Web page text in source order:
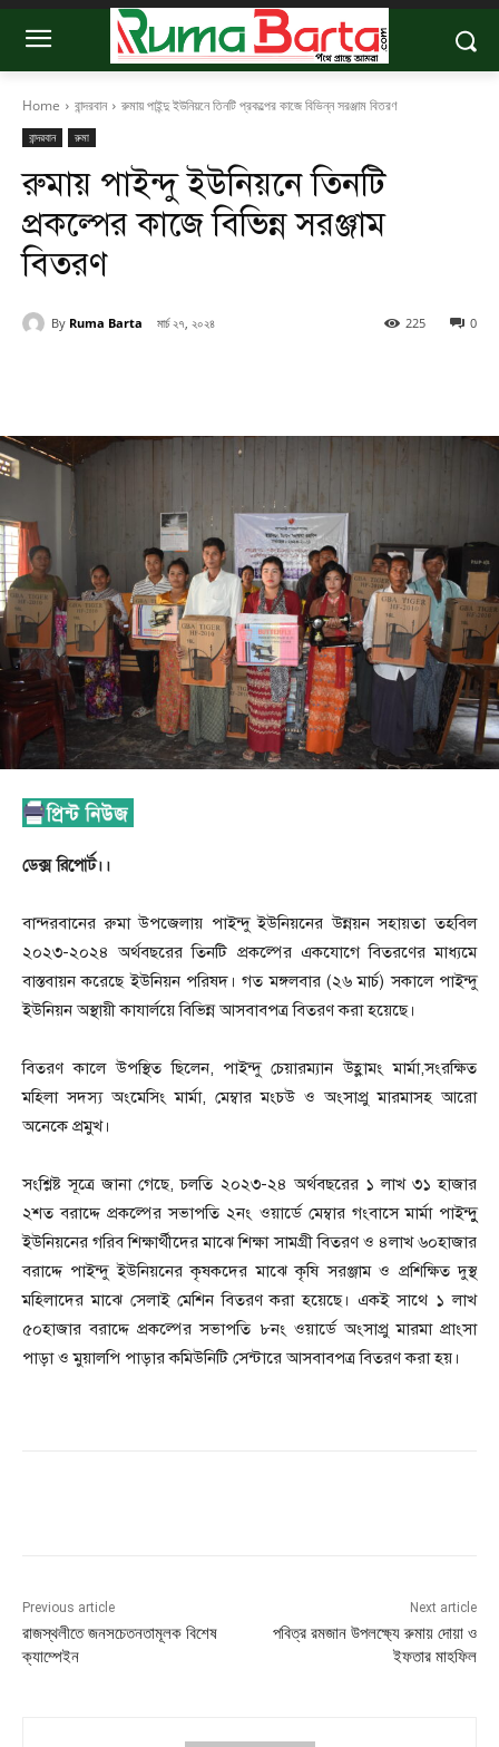
Home বান্দরবান রুমায় পাইন্দু ইউনিয়নে তিনটি প্রকল্পের কাজে বিভিন্ন সরঞ্জাম বিতরণ
বান্দরবান রুমা
রুমায় পাইন্দু ইউনিয়নে তিনটি
প্রকল্পের কাজে বিভিন্ন সরঞ্জাম
বিতরণ
By Ruma Barta মার্চ ২৭, ২০২৪ 0
225
ডেক্স রিপোর্ট।।
বান্দরবানের রুমা উপজেলায় পাইন্দু ইউনিয়নের উন্নয়ন সহায়তা তহবিল
২০২৩-২০২৪ অর্থবছরের তিনটি প্রকল্পের একযোগে বিতরণের মাধ্যমে
বাস্তবায়ন করেছে ইউনিয়ন পরিষদ। গত মঙ্গলবার (২৬ মার্চ) সকালে পাইন্দু
ইউনিয়ন অস্থায়ী কাযার্লয়ে বিভিন্ন আসবাবপত্র বিতরণ করা হয়েছে।
বিতরণ কালে উপস্থিত ছিলেন, পাইন্দু চেয়ারম্যান উহ্লামং মার্মা,সংরক্ষিত
মহিলা সদস্য অংমেসিং মার্মা, মেম্বার মংচউ ও অংসাপ্রু মারমাসহ আরো
অনেকে প্রমুখ।
সংশ্লিষ্ট সূত্রে জানা গেছে, চলতি ২০২৩-২৪ অর্থবছরের ১ লাখ ৩১ হাজার
২শত বরাদ্দে প্রকল্পের সভাপতি ২নং ওয়ার্ডে মেম্বার গংবাসে মার্মা পাইন্দুু
ইউনিয়নের গরিব শিক্ষার্থীদের মাঝে শিক্ষা সামগ্রী বিতরণ ও ৪লাখ ৬০হাজার
বরাদ্দে পাইন্দু ইউনিয়নের কৃষকদের মাঝে কৃষি সরঞ্জাম ও প্রশিক্ষিত দুস্থ
মহিলাদের মাঝে সেলাই মেশিন বিতরণ করা হয়েছে। একই সাথে ১ লাখ
৫০হাজার বরাদ্দে প্রকল্পের সভাপতি ৮নং ওয়ার্ডে অংসাপ্রু মারমা প্রাংসা
পাড়া ও মুয়ালপি পাড়ার কমিউনিটি সেন্টারে আসবাবপত্র বিতরণ করা হয়।
Previous article
রাজস্থলীতে জনসচেতনতামূলক বিশেষ
ক্যাম্পেইন
Next article
পবিত্র রমজান উপলক্ষ্যে রুমায় দোয়া ও
ইফতার মাহফিল